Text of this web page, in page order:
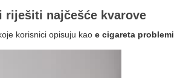
riješiti najčešće kvarove
korisnici opisuju kaoe cigareta problemi